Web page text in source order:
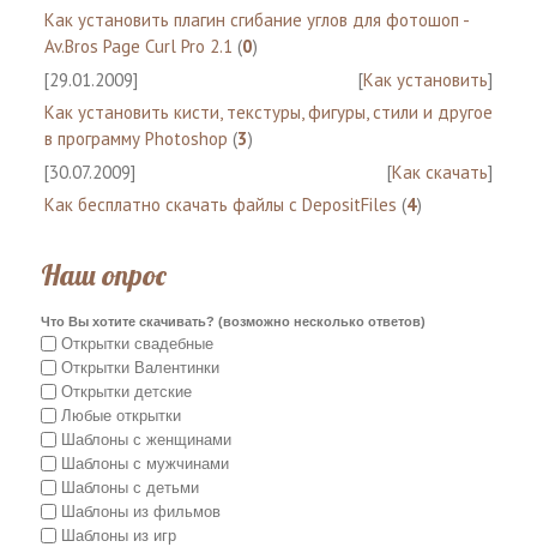
Как установить плагин сгибание углов для фотошоп -
Av.Bros Page Curl Pro 2.1 (0)
[29.01.2009]
[Как установить]
Как установить кисти, текстуры, фигуры, стили и другое
в программу Photoshop (3)
[30.07.2009]
[Как скачать]
Как бесплатно скачать файлы с DepositFiles (4)
Наш опрос
Что Вы хотите скачивать? (возможно несколько ответов)
Открытки свадебные
Открытки Валентинки
Открытки детские
Любые открытки
Шаблоны с женщинами
Шаблоны с мужчинами
Шаблоны с детьми
Шаблоны из фильмов
Шаблоны из игр